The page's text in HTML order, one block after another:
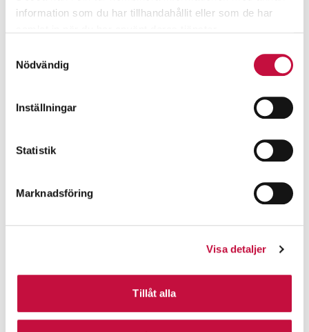
information som du har tillhandahållit eller som de har
Nödvändig
Inställningar
Statistik
Marknadsföring
Visa detaljer
Tillåt alla